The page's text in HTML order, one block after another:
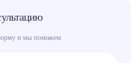
и мы поможем